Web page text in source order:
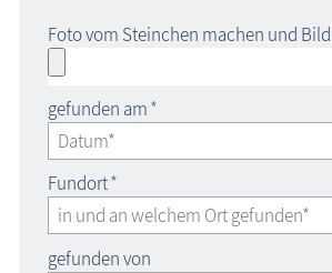
Foto vom Steinchen machen und
gefunden am*
Fundort*
gefunden von